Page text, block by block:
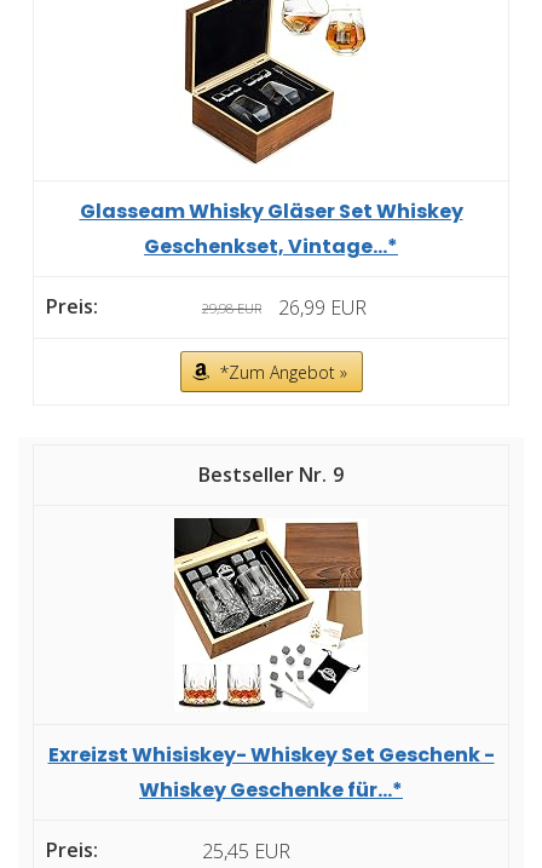
Glasseam Whisky Gläser Set Whiskey
Geschenkset, Vintage...*
29,98 EUR 26,99 EUR
*Zum Angebot »
9
Exreizst Whisiskey- Whiskey Set Geschenk -
Whiskey Geschenke für...*
25,45 EUR